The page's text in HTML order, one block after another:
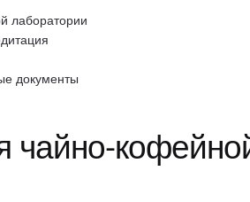
лаборатории
документы
чайно-